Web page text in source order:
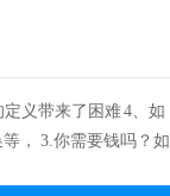
义带来了困难 4、如
， 3.你需要钱吗？如